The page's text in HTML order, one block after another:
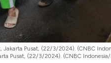
Jakarta Pusat, (22/3/2024). (CNBC
Pusat, (22/3/2024). (CNBC